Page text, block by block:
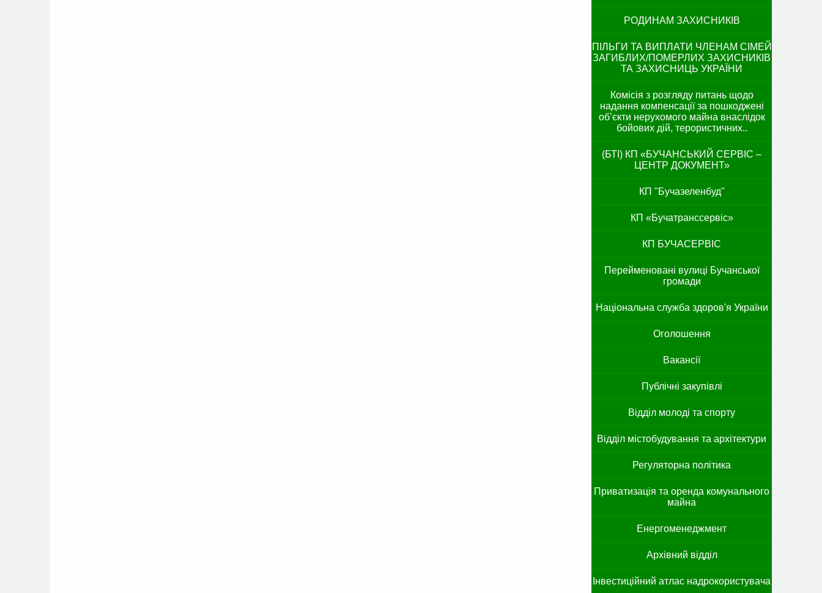
РОДИНАМ ЗАХИСНИКІВ
ПІЛЬГИ ТА ВИПЛАТИ ЧЛЕНАМ СІМЕЙ
ЗАГИБЛИХ/ПОМЕРЛИХ ЗАХИСНИКІВ
ТА ЗАХИСНИЦЬ УКРАЇНИ
Комісія з розгляду питань щодо
надання компенсації за пошкоджені
об’єкти нерухомого майна внаслідок
бойових дій, терористичних..
(БТІ) КП «БУЧАНСЬКИЙ СЕРВІС –
ЦЕНТР ДОКУМЕНТ»
КП "Бучазеленбуд"
КП «Бучатранссервіс»
КП БУЧАСЕРВІС
Перейменовані вулиці Бучанської
громади
Національна служба здоров'я України
Оголошення
Вакансії
Публічні закупівлі
Відділ молоді та спорту
Відділ містобудування та архітектури
Регуляторна політика
Приватизація та оренда комунального
майна
Енергоменеджмент
Архівний відділ
Інвестиційний атлас надрокористувача